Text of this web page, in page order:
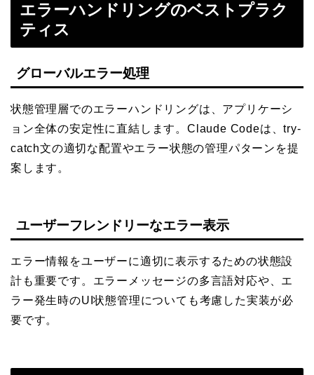
エラーハンドリングのベストプラク
ティス
グローバルエラー処理
状態管理層でのエラーハンドリングは、アプリケーシ
ョン全体の安定性に直結します。Claude Codeは、try-
catch文の適切な配置やエラー状態の管理パターンを提
案します。
ユーザーフレンドリーなエラー表示
エラー情報をユーザーに適切に表示するための状態設
計も重要です。エラーメッセージの多言語対応や、エ
ラー発生時のUI状態管理についても考慮した実装が必
要です。